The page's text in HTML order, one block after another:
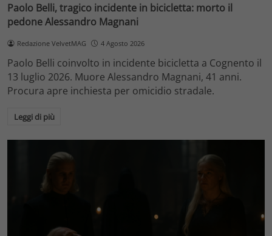
Paolo Belli, tragico incidente in bicicletta: morto il
pedone Alessandro Magnani
Redazione VelvetMAG 4 Agosto 2026
Paolo Belli coinvolto in incidente bicicletta a Cognento il
13 luglio 2026. Muore Alessandro Magnani, 41 anni.
Procura apre inchiesta per omicidio stradale.
Leggi di più